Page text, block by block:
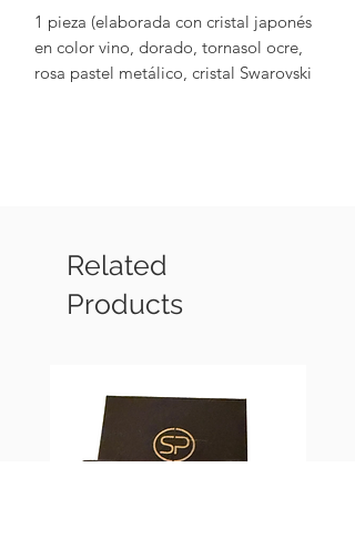
1 pieza (elaborada con cristal japonés
en color vino, dorado, tornasol ocre,
rosa pastel metálico, cristal Swarovski
Related
Products